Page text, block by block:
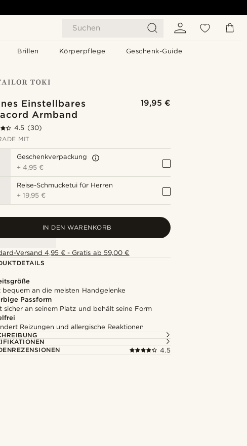
Suchen
Brillen Körperpflege Geschenk-Guide
Einstellbares
Armband
19,95 €
4.5 (30)
MIT
Geschenkverpackung
+4,95 €
Reise-Schmucketui für Herren
+19,95 €
IN DEN WARENKORB
Versand 4,95 € - Gratis ab 59,00 €
bequem an die meisten Handgelenke
Passform
sicher an seinem Platz und behält seine Form
Reizungen und allergische Reaktionen
4.5